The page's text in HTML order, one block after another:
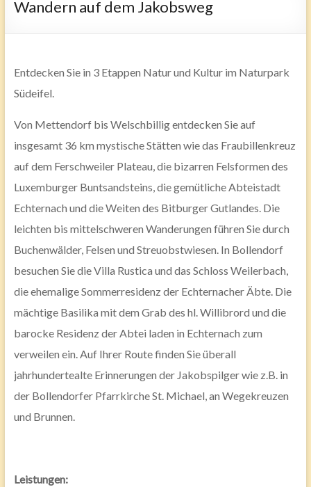
Wandern auf dem Jakobsweg
Entdecken Sie in 3 Etappen Natur und Kultur im Naturpark
Südeifel.
Von Mettendorf bis Welschbillig entdecken Sie auf
insgesamt 36 km mystische Stätten wie das Fraubillenkreuz
auf dem Ferschweiler Plateau, die bizarren Felsformen des
Luxemburger Buntsandsteins, die gemütliche Abteistadt
Echternach und die Weiten des Bitburger Gutlandes. Die
leichten bis mittelschweren Wanderungen führen Sie durch
Buchenwälder, Felsen und Streuobstwiesen. In Bollendorf
besuchen Sie die Villa Rustica und das Schloss Weilerbach,
die ehemalige Sommerresidenz der Echternacher Äbte. Die
mächtige Basilika mit dem Grab des hl. Willibrord und die
barocke Residenz der Abtei laden in Echternach zum
verweilen ein. Auf Ihrer Route finden Sie überall
jahrhundertealte Erinnerungen der Jakobspilger wie z.B. in
der Bollendorfer Pfarrkirche St. Michael, an Wegekreuzen
und Brunnen.
Leistungen: